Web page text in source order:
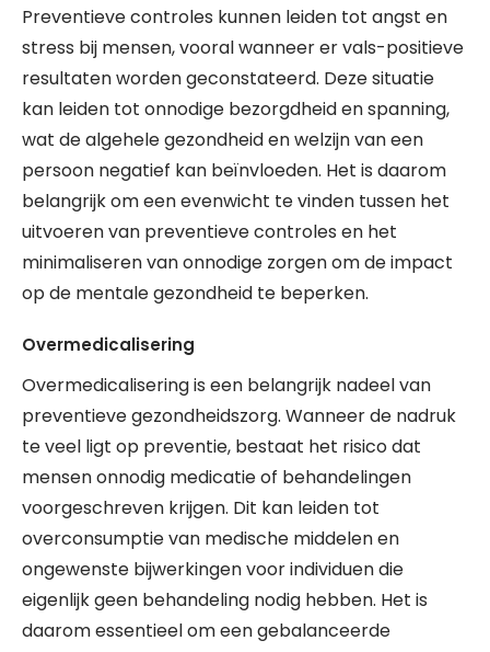
Preventieve controles kunnen leiden tot angst en
stress bij mensen, vooral wanneer er vals-positieve
resultaten worden geconstateerd. Deze situatie
kan leiden tot onnodige bezorgdheid en spanning,
wat de algehele gezondheid en welzijn van een
persoon negatief kan beïnvloeden. Het is daarom
belangrijk om een evenwicht te vinden tussen het
uitvoeren van preventieve controles en het
minimaliseren van onnodige zorgen om de impact
op de mentale gezondheid te beperken.
Overmedicalisering
Overmedicalisering is een belangrijk nadeel van
preventieve gezondheidszorg. Wanneer de nadruk
te veel ligt op preventie, bestaat het risico dat
mensen onnodig medicatie of behandelingen
voorgeschreven krijgen. Dit kan leiden tot
overconsumptie van medische middelen en
ongewenste bijwerkingen voor individuen die
eigenlijk geen behandeling nodig hebben. Het is
daarom essentieel om een gebalanceerde